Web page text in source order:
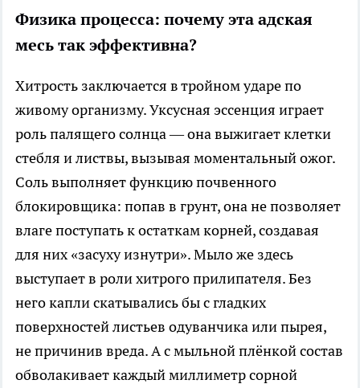
Физика процесса: почему эта адская
месь так эффективна?
Хитрость заключается в тройном ударе по
живому организму. Уксусная эссенция играет
роль палящего солнца — она выжигает клетки
стебля и листвы, вызывая моментальный ожог.
Соль выполняет функцию почвенного
блокировщика: попав в грунт, она не позволяет
влаге поступать к остаткам корней, создавая
для них «засуху изнутри». Мыло же здесь
выступает в роли хитрого прилипателя. Без
него капли скатывались бы с гладких
поверхностей листьев одуванчика или пырея,
не причинив вреда. А с мыльной плёнкой состав
обволакивает каждый миллиметр сорной